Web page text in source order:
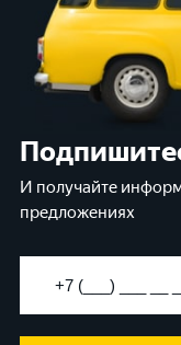
И получайте
предложениях